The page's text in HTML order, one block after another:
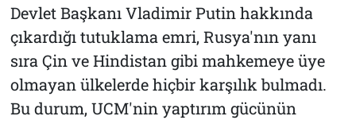
Devlet Başkanı Vladimir Putin hakkında
çıkardığı tutuklama emri, Rusya'nın yanı
sıra Çin ve Hindistan gibi mahkemeye üye
olmayan ülkelerde hiçbir karşılık bulmadı.
Bu durum, UCM'nin yaptırım gücünün